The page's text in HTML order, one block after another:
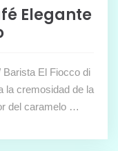
Elegante
El Fiocco di
la cremosidad de la
del caramelo …